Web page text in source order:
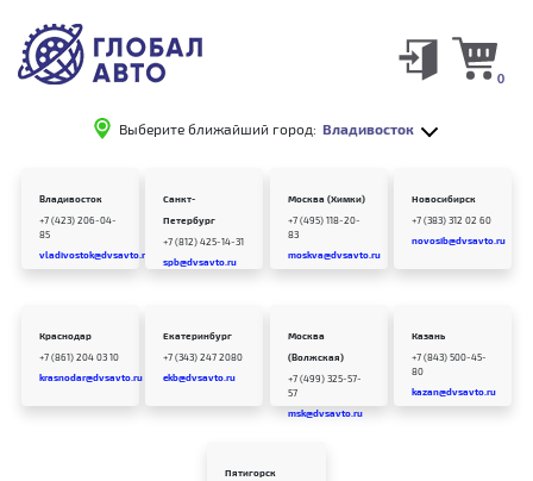
Выберите ближайший город: Владивосток
0
Владивосток
+7 (423) 206-04-
85
vladivostok@dvsavto.ru
Санкт-
Петербург
+7 (812) 425-14-31
spb@dvsavto.ru
Москва (Химки)
+7 (495) 118-20-
83
moskva@dvsavto.ru
Новосибирск
+7 (383) 312 02 60
novosib@dvsavto.ru
Краснодар
+7 (861) 204 03 10
krasnodar@dvsavto.ru
Екатеринбург
+7 (343) 247 2080
ekb@dvsavto.ru
Москва
(Волжская)
+7 (499) 325-57-
57
msk@dvsavto.ru
Казань
+7 (843) 500-45-
80
kazan@dvsavto.ru
Пятигорск